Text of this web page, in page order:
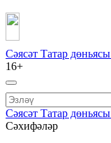
Сәясәт Татар дөньясы
16+
Сәясәт Татар дөньясы
Сәхифәләр